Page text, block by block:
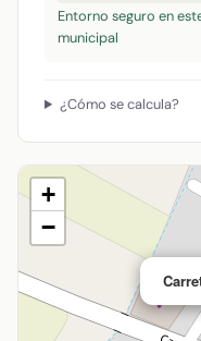
Entorno seguro en
municipal
¿Cómo se calcula?
+
−